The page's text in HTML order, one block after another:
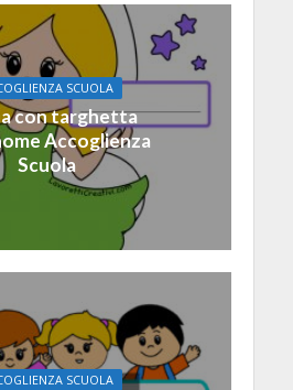
SCUOLA
con targhetta
Accoglienza
Scuola
SCUOLA